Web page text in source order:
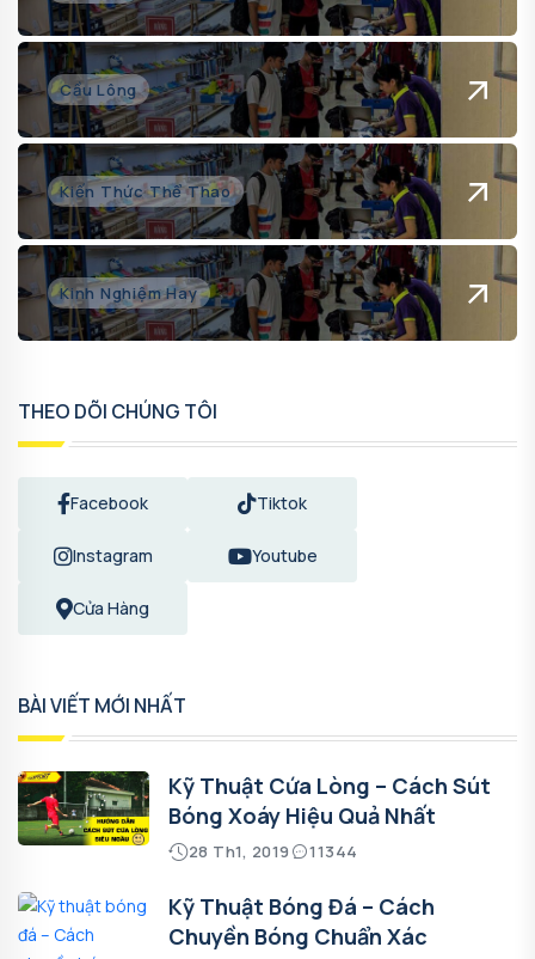
Cầu Lông
Kiến Thức Thể Thao
Kinh Nghiệm Hay
THEO DÕI CHÚNG TÔI
Facebook Tiktok
Instagram Youtube
Cửa Hàng
BÀI VIẾT MỚI NHẤT
Kỹ Thuật Cứa Lòng – Cách Sút
Bóng Xoáy Hiệu Quả Nhất
28 Th1, 2019 11344
Kỹ Thuật Bóng Đá – Cách
Chuyền Bóng Chuẩn Xác